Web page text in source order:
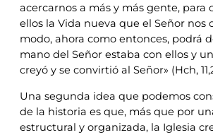
acercarnos a más y más gente, para
ellos la Vida nueva que el Señor nos
modo, ahora como entonces, podrá
mano del Señor estaba con ellos y
creyó y se convirtió al Señor» (Hch,
Una segunda idea que podemos
de la historia es que, más que por
estructural y organizada, la Iglesia